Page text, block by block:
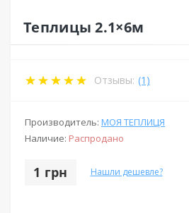
Теплицы 2.1×6м
Отзывы: (1)
Производитель: МОЯ ТЕПЛИЦЯ
Наличие: Распродано
1 грн Нашли дешевле?